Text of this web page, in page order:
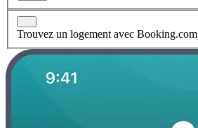
Trouvez un logement avec Booking.com